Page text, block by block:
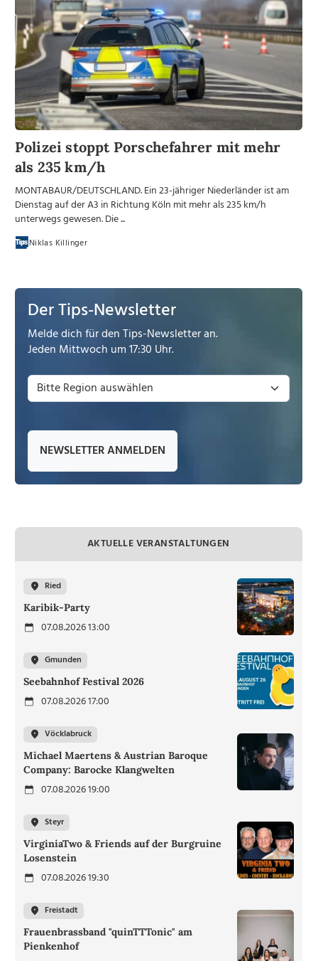
Polizei stoppt Porschefahrer mit mehr
als 235 km/h
MONTABAUR/DEUTSCHLAND. Ein 23-jähriger Niederländer ist am
Dienstag auf der A3 in Richtung Köln mit mehr als 235 km/h
unterwegs gewesen. Die ...
Niklas Killinger
Der Tips-Newsletter
Melde dich für den Tips-Newsletter an.
Jeden Mittwoch um 17:30 Uhr.
NEWSLETTER ANMELDEN
AKTUELLE VERANSTALTUNGEN
Ried
Karibik-Party
07.08.2026 13:00
Gmunden
Seebahnhof Festival 2026
07.08.2026 17:00
Vöcklabruck
Michael Maertens & Austrian Baroque
Company: Barocke Klangwelten
07.08.2026 19:00
Steyr
VirginiaTwo & Friends auf der Burgruine
Losenstein
07.08.2026 19:30
Freistadt
Frauenbrassband "quinTTTonic" am
Pienkenhof